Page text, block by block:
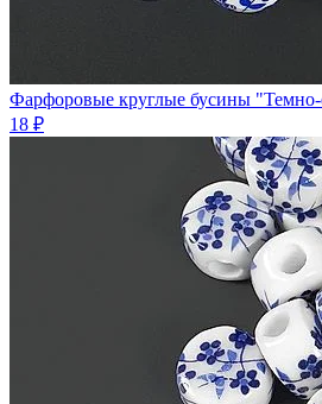
Фарфоровые круглые бусины "Темно-
18 ₽